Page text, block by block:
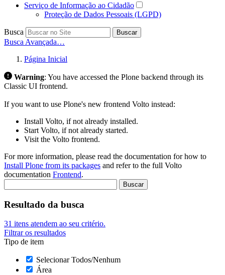
Serviço de Informação ao Cidadão
Proteção de Dados Pessoais (LGPD)
Busca Buscar
Busca Avançada…
Página Inicial
Warning: You have accessed the Plone backend through its
Classic UI frontend.
If you want to use Plone's new frontend Volto instead:
Install Volto, if not already installed.
Start Volto, if not already started.
Visit the Volto frontend.
For more information, please read the documentation for how to
Install Plone from its packages and refer to the full Volto
documentation Frontend.
Resultado da busca
31 itens atendem ao seu critério.
Filtrar os resultados
Tipo de item
Selecionar Todos/Nenhum
Área